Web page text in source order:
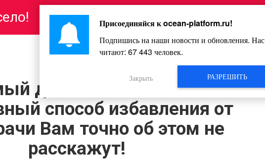
Главная
дешевый и наиболее
способ избавления от
Вам точно об этом не
расскажут!
Присоединяйся кocean-platform.ru!
Подпишись на наши новости и обновления. Нас
читают: 67 443 человек.
РАЗРЕШИТЬ
Закрыть